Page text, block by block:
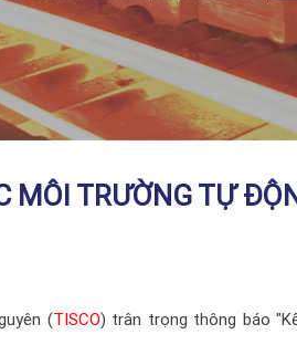
MÔI TRƯỜNG TỰ
(TISCO) trân trọng thông báo